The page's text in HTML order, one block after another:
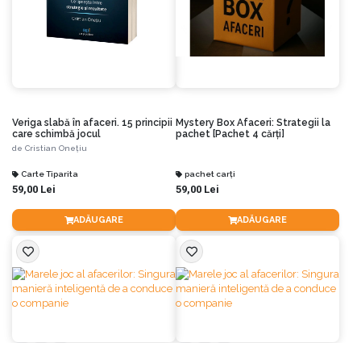
Veriga slabă în afaceri. 15 principii
care schimbă jocul
de Cristian Onețiu
Carte Tiparita
59,00 Lei
ADĂUGARE
Mystery Box Afaceri: Strategii la
pachet [Pachet 4 cărți]
pachet carți
59,00 Lei
ADĂUGARE